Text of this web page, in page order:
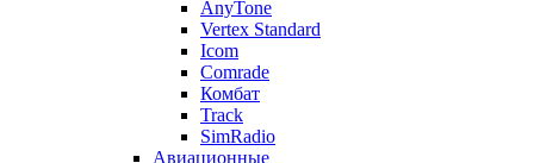
AnyTone
Vertex Standard
Icom
Comrade
Комбат
Track
SimRadio
Авиационные